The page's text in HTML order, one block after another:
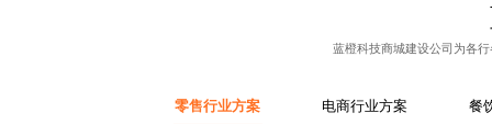
蓝橙科技商城建设公司 为各
零售行业方案 电商行业方案 餐